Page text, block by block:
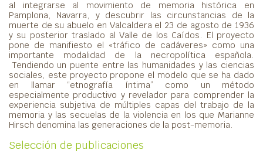
al integrarse al movimiento de memoria histórica en
Pamplona, Navarra, y descubrir las circunstancias de la
muerte de su abuelo en Valcaldera el 23 de agosto de 1936
y su posterior traslado al Valle de los Caídos. El proyecto
pone de manifiesto el «tráfico de cadáveres» como una
importante modalidad de la necropolítica española.
Tendiendo un puente entre las humanidades y las ciencias
sociales, este proyecto propone el modelo que se ha dado
en llamar “etnografía íntima” como un método
especialmente productivo y revelador para comprender la
experiencia subjetiva de múltiples capas del trabajo de la
memoria y las secuelas de la violencia en los que Marianne
Hirsch denomina las generaciones de la post-memoria.
Selección de publicaciones